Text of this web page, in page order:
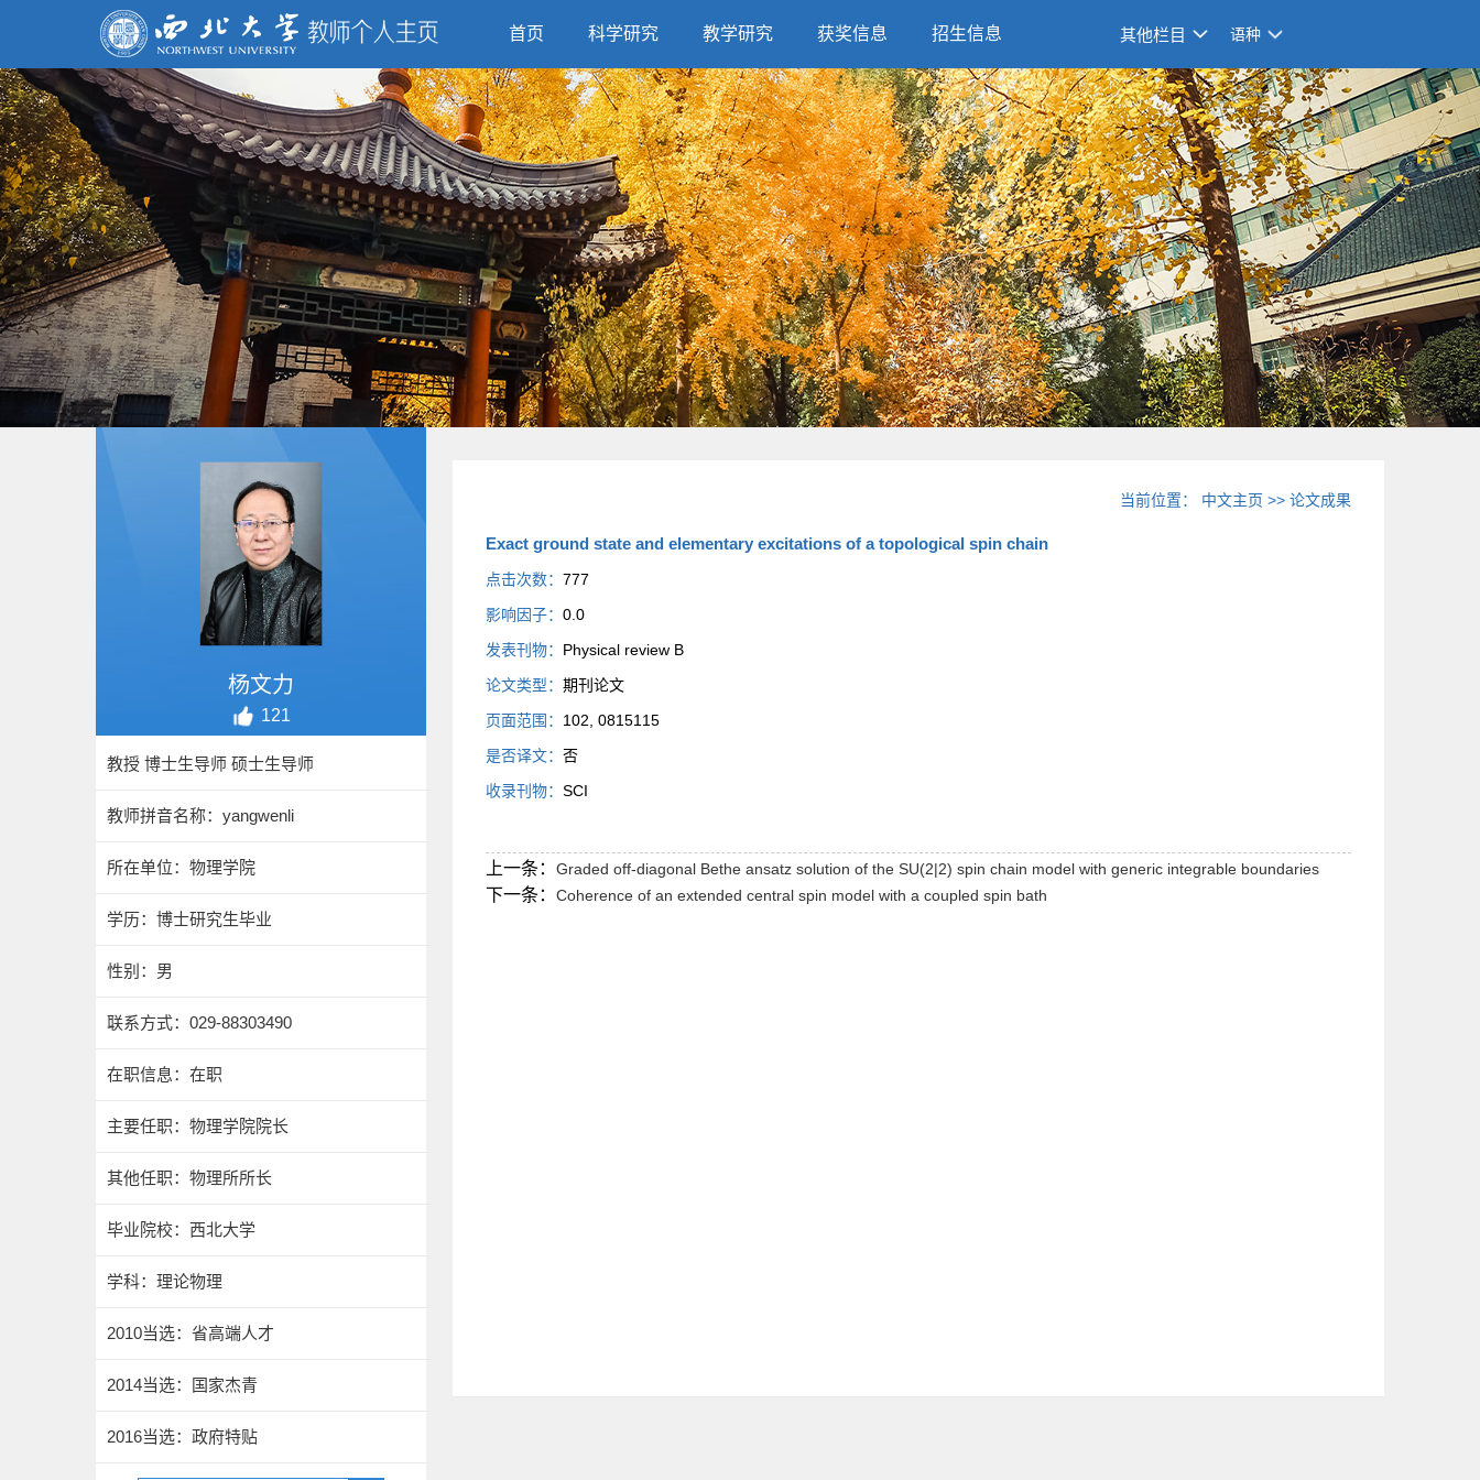
首页 科学研究 教学研究 获奖信息 招生信息 其他栏目 语种
杨文力
121
教授 博士生导师 硕士生导师
教师拼音名称：yangwenli
所在单位：物理学院
学历：博士研究生毕业
性别：男
联系方式：029-88303490
在职信息：在职
主要任职：物理学院院长
其他任职：物理所所长
毕业院校：西北大学
学科：理论物理
2010当选：省高端人才
2014当选：国家杰青
2016当选：政府特贴
当前位置： 中文主页 >>论文成果
Exact ground state and elementary excitations of a topological spin chain
点击次数： 777
影响因子： 0.0
发表刊物： Physical review B
论文类型： 期刊论文
页面范围： 102, 0815115
是否译文： 否
收录刊物： SCI
上一条： Graded off-diagonal Bethe ansatz solution of the SU(2|2) spin chain model with generic integrable boundaries
下一条： Coherence of an extended central spin model with a coupled spin bath